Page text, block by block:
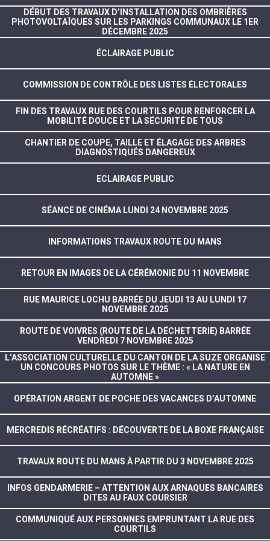
DÉBUT DES TRAVAUX D’INSTALLATION DES OMBRIÈRES
PHOTOVOLTAÏQUES SUR LES PARKINGS COMMUNAUX LE 1ER
DÉCEMBRE 2025
ÉCLAIRAGE PUBLIC
COMMISSION DE CONTRÔLE DES LISTES ÉLECTORALES
FIN DES TRAVAUX RUE DES COURTILS POUR RENFORCER LA
MOBILITÉ DOUCE ET LA SÉCURITÉ DE TOUS
CHANTIER DE COUPE, TAILLE ET ÉLAGAGE DES ARBRES
DIAGNOSTIQUÉS DANGEREUX
ECLAIRAGE PUBLIC
SÉANCE DE CINÉMA LUNDI 24 NOVEMBRE 2025
INFORMATIONS TRAVAUX ROUTE DU MANS
RETOUR EN IMAGES DE LA CÉRÉMONIE DU 11 NOVEMBRE
RUE MAURICE LOCHU BARRÉE DU JEUDI 13 AU LUNDI 17
NOVEMBRE 2025
ROUTE DE VOIVRES (ROUTE DE LA DÉCHETTERIE) BARRÉE
VENDREDI 7 NOVEMBRE 2025
L’ASSOCIATION CULTURELLE DU CANTON DE LA SUZE ORGANISE
UN CONCOURS PHOTOS SUR LE THÈME : « LA NATURE EN
AUTOMNE »
OPÉRATION ARGENT DE POCHE DES VACANCES D’AUTOMNE
MERCREDIS RÉCRÉATIFS : DÉCOUVERTE DE LA BOXE FRANÇAISE
TRAVAUX ROUTE DU MANS À PARTIR DU 3 NOVEMBRE 2025
INFOS GENDARMERIE – ATTENTION AUX ARNAQUES BANCAIRES
DITES AU FAUX COURSIER
COMMUNIQUÉ AUX PERSONNES EMPRUNTANT LA RUE DES
COURTILS